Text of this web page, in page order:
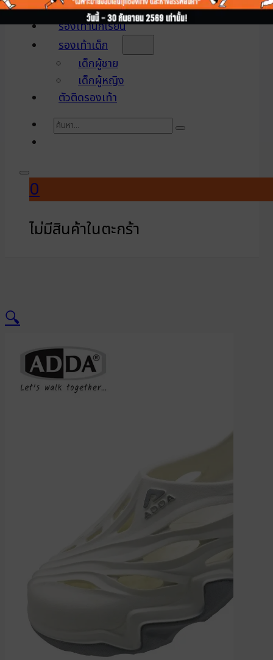
แบบสวม
รองเท้านักเรียน
รองเท้าเด็ก
เด็กผู้ชาย
เด็กผู้หญิง
ตัวติดรองเท้า
ค้นหา
0
ไม่มีสินค้าในตะกร้า
🔍